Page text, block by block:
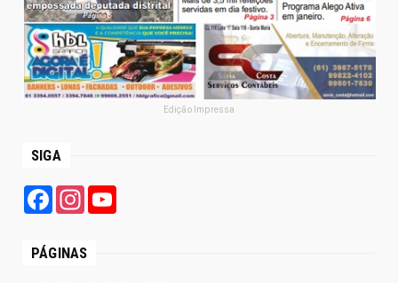
Edição Impressa
SIGA
FacebookInstagram
PÁGINAS